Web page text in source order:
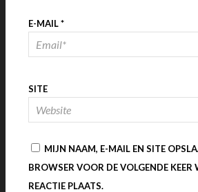
E-MAIL*
SITE
MIJN NAAM, E-MAIL EN SITE
BROWSER VOOR DE VOLGENDE KEER
REACTIE PLAATS.